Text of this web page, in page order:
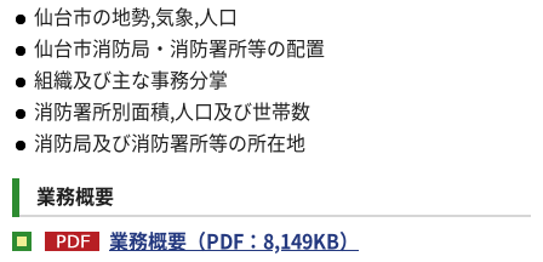
仙台市の地勢,気象,人口
仙台市消防局・消防署所等の配置
組織及び主な事務分掌
消防署所別面積,人口及び世帯数
消防局及び消防署所等の所在地
業務概要
業務概要（PDF：8,149KB）